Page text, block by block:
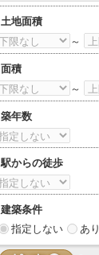
土地面積
～
面積
～
築年数
駅からの徒歩
建築条件
指定しない
あり